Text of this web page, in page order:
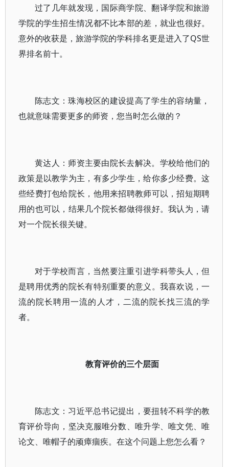
过了几年就发现，国际商学院、翻译学院和旅游
学院的学生招生情况都不比本部的差，就业也很好。
意外的收获是，旅游学院的学科排名更是进入了QS世
界排名前十。
陈志文：珠海校区的建设提高了学生的容纳量，
也就意味需要更多的师资，您当时怎么做的？
黄达人：师资主要由院长去解决。学校给他们的
政策是以教学为主，有多少学生，给你多少经费。这
些经费打包给院长，他用来招聘教师可以，招短期聘
用的也可以，结果几个院长都做得很好。我认为，请
对一个院长很关键。
对于学校而言，当然要注重引进学科带头人，但
是聘用优秀的院长有特别重要的意义。我喜欢说，一
流的院长聘用一流的人才，二流的院长找三流的学
者。
教育评价的三个层面
陈志文：习近平总书记提出，要扭转不科学的教
育评价导向，坚决克服唯分数、唯升学、唯文凭、唯
论文、唯帽子的顽瘴痼疾。在这个问题上您怎么看？